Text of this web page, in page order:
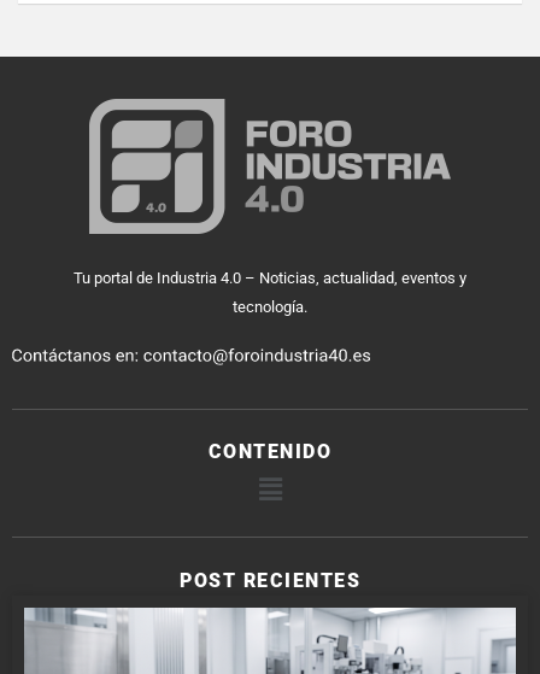
Tu portal de Industria 4.0 – Noticias, actualidad, eventos y
tecnología.
CONTENIDO
POST RECIENTES